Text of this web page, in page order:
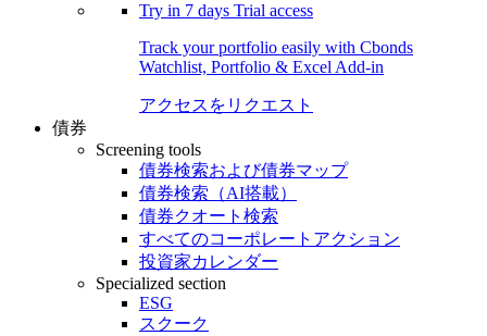
Try in 7 days Trial access
Track your portfolio easily with Cbonds
Watchlist, Portfolio & Excel Add-in
アクセスをリクエスト
債券
Screening tools
債券検索および債券マップ
債券検索（AI搭載）
債券クオート検索
すべてのコーポレートアクション
投資家カレンダー
Specialized section
ESG
スクーク